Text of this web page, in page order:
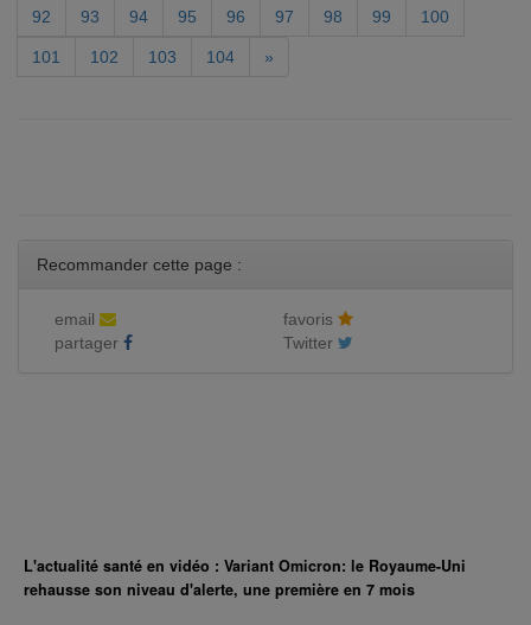
92 93 94 95 96 97 98 99 100
101 102 103 104 »
Recommander cette page :
email
favoris
partager
Twitter
L'actualité santé en vidéo : Variant Omicron: le Royaume-Uni
rehausse son niveau d'alerte, une première en 7 mois